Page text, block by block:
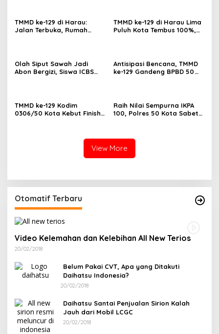
TMMD ke-129 di Harau:
Jalan Terbuka, Rumah
TMMD ke-129 di Harau Lima
Puluh Kota Tembus 100%,
Olah Siput Sawah Jadi
Abon Bergizi, Siswa ICBS
Antisipasi Bencana, TMMD
ke-129 Gandeng BPBD 50
TMMD ke-129 Kodim
0306/50 Kota Kebut Finish:
Raih Nilai Sempurna IKPA
100, Polres 50 Kota Sabet
View More
Otomatif Terbaru
Video Kelemahan dan Kelebihan All New Terios
20/02/2018
Belum Pakai CVT, Apa yang Ditakuti
Daihatsu Indonesia?
20/02/2018
Daihatsu Santai Penjualan Sirion Kalah
Jauh dari Mobil LCGC
20/02/2018